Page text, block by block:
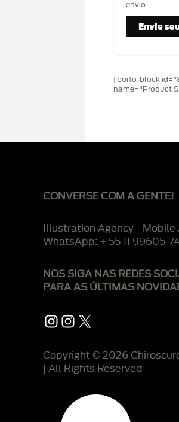
envio
[porto_block
name="Product
CONVERSE COM A GENTE!
Illustration Agency - Mobile
WhatsApp: + 55 11 99605-
NOS SIGA NAS REDES
PARA AS ÚLTIMAS
Instagram
Instagram
X
Copyright © 2026
| All Rights Reserved